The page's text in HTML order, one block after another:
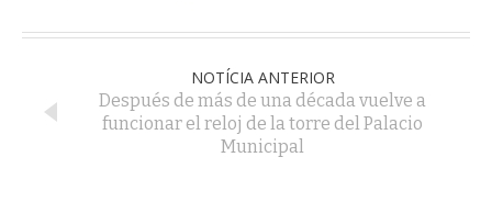
NOTÍCIA ANTERIOR
Después de más de una década vuelve a
funcionar el reloj de la torre del Palacio
Municipal